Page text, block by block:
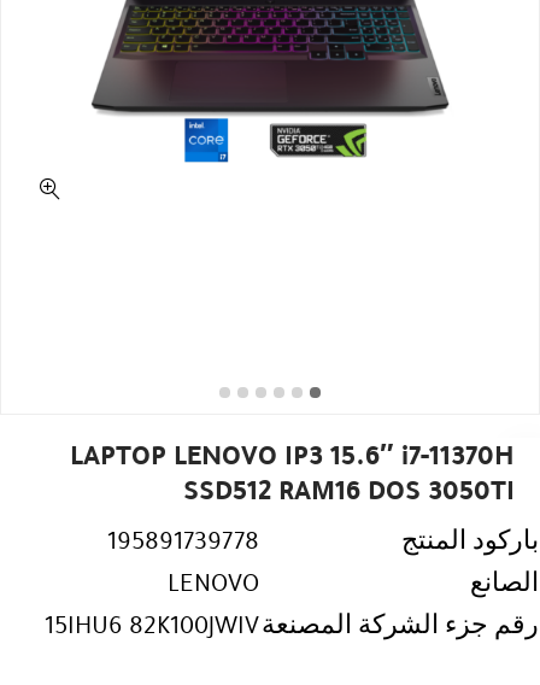
LAPTOP LENOVO IP3 15.6″ i7-11370H
SSD512 RAM16 DOS 3050TI
باركود المنتج
195891739778
الصانع
LENOVO
رقم جزء الشركة المصنعة15IHU6 82K100JWIV